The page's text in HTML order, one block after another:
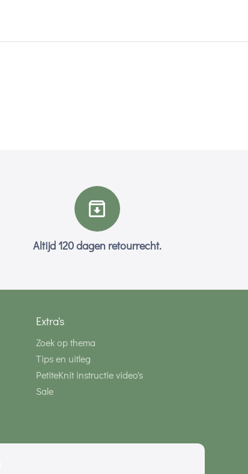
Altijd 120 dagen retourrecht.
Extra's
Zoek op thema
Tips en uitleg
PetiteKnit instructie video's
Sale